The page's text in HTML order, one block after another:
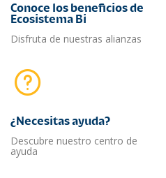
Conoce los beneficios de
Ecosistema Bi
Disfruta de nuestras alianzas
¿Necesitas ayuda?​
Descubre nuestro centro de
ayuda